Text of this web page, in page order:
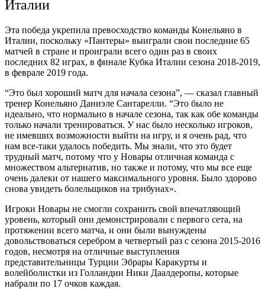
Италии
Эта победа укрепила превосходство команды Конельяно в
Италии, поскольку «Пантеры» выиграли свои последние 65
матчей в стране и проиграли всего один раз в своих
последних 82 играх, в финале Кубка Италии сезона 2018-2019,
в феврале 2019 года.
“Это был хороший матч для начала сезона”, — сказал главный
тренер Конельяно Даниэле Сантарелли. “Это было не
идеально, что нормально в начале сезона, так как обе команды
только начали тренироваться. У нас было несколько игроков,
не имевших возможности выйти на игру, и я очень рад, что
нам все-таки удалось победить. Мы знали, что это будет
трудный матч, потому что у Новары отличная команда с
множеством альтернатив, но также и потому, что мы все еще
очень далеки от нашего максимального уровня. Было здорово
снова увидеть болельщиков на трибунах».
Игроки Новары не смогли сохранить свой впечатляющий
уровень, который они демонстрировали с первого сета, на
протяжении всего матча, и они были вынуждены
довольствоваться серебром в четвертый раз с сезона 2015-2016
годов, несмотря на отличные выступления
представительницы Турции Эбрары Каракурты и
волейболистки из Голландии Ники Даалдеропы, которые
набрали по 17 очков каждая.